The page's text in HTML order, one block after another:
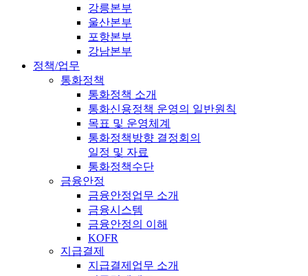
강릉본부
울산본부
포항본부
강남본부
정책/업무
통화정책
통화정책 소개
통화신용정책 운영의 일반원칙
목표 및 운영체계
통화정책방향 결정회의
일정 및 자료
통화정책수단
금융안정
금융안정업무 소개
금융시스템
금융안정의 이해
KOFR
지급결제
지급결제업무 소개